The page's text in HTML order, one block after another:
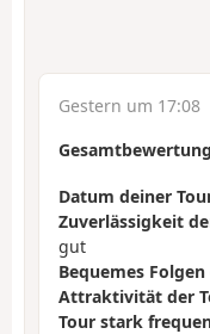
Gestern um 17:08
Gesamtbewertung
Datum deiner
Zuverlässigkeit
gut
Bequemes
Attraktivität der
Tour stark